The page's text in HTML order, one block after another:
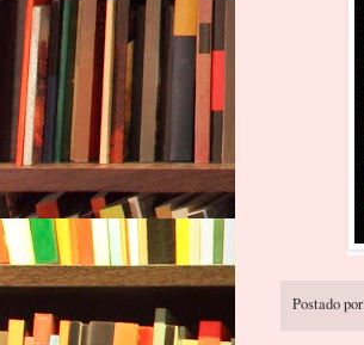
Postado por